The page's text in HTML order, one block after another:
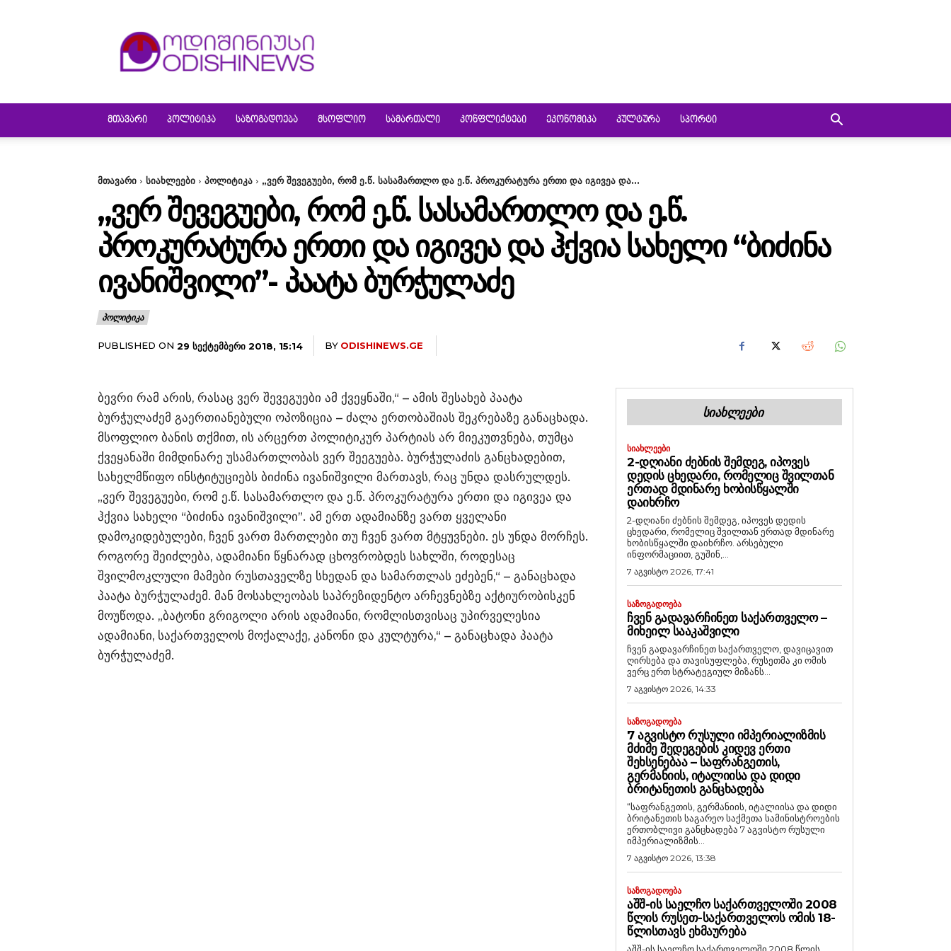
ᲛᲗᲐᲕᲐᲠᲘ ᲞᲝᲚᲘᲢᲘᲙᲐ ᲡᲐᲖᲝᲒᲐᲓᲝᲔᲑᲐ ᲛᲡᲝᲤᲚᲘᲝ ᲡᲐᲛᲐᲠᲗᲐᲚᲘ ᲙᲝᲜᲤᲚᲘᲥᲢᲔᲑᲘ ᲔᲙᲝᲜᲝᲛᲘᲙᲐ ᲙᲣᲚᲢᲣᲠᲐ ᲡᲞᲝᲠᲢᲘ
მთავარი სიახლეები პოლიტიკა „ვერ შევეგუები, რომ ე.წ. სასამართლო და ე.წ. პროკურატურა ერთი და იგივეა და...
„ᲕᲔᲠ ᲨᲔᲕᲔᲒᲣᲔᲑᲘ, ᲠᲝᲛ Ე.Წ. ᲡᲐᲡᲐᲛᲐᲠᲗᲚᲝ ᲓᲐ Ე.Წ.
ᲞᲠᲝᲙᲣᲠᲐᲢᲣᲠᲐ ᲔᲠᲗᲘ ᲓᲐ ᲘᲒᲘᲕᲔᲐ ᲓᲐ ᲰᲥᲕᲘᲐ ᲡᲐᲮᲔᲚᲘ “ᲑᲘᲫᲘᲜᲐ
ᲘᲕᲐᲜᲘᲨᲕᲘᲚᲘ”- ᲞᲐᲐᲢᲐ ᲑᲣᲠᲭᲣᲚᲐᲫᲔ
ᲞᲝᲚᲘᲢᲘᲙᲐ
PUBLISHED ON 29 ᲡᲔᲥᲢᲔᲛᲑᲔᲠᲘ 2018, 15:14 BY ODISHINEWS.GE
ბევრი რამ არის, რასაც ვერ შევეგუები ამ ქვეყნაში,“ – ამის შესახებ პაატა
ბურჭულაძემ გაერთიანებული ოპოზიცია – ძალა ერთობაშიას შეკრებაზე განაცხადა.
მსოფლიო ბანის თქმით, ის არცერთ პოლიტიკურ პარტიას არ მიეკუთვნება, თუმცა
ქვეყანაში მიმდინარე უსამართლობას ვერ შეეგუება. ბურჭულაძის განცხადებით,
სახელმწიფო ინსტიტუციებს ბიძინა ივანიშვილი მართავს, რაც უნდა დასრულდეს.
„ვერ შევეგუები, რომ ე.წ. სასამართლო და ე.წ. პროკურატურა ერთი და იგივეა და
ჰქვია სახელი “ბიძინა ივანიშვილი”. ამ ერთ ადამიანზე ვართ ყველანი
დამოკიდებულები, ჩვენ ვართ მართლები თუ ჩვენ ვართ მტყუვნები. ეს უნდა მორჩეს.
როგორე შეიძლება, ადამიანი წყნარად ცხოვრობდეს სახლში, როდესაც
შვილმოკლული მამები რუსთაველზე სხედან და სამართლას ეძებენ,“ – განაცხადა
პაატა ბურჭულაძემ. მან მოსახლეობას საპრეზიდენტო არჩევნებზე აქტიურობისკენ
მოუწოდა. „ბატონი გრიგოლი არის ადამიანი, რომლისთვისაც უპირველესია
ადამიანი, საქართველოს მოქალაქე, კანონი და კულტურა,“ – განაცხადა პაატა
ბურჭულაძემ.
ᲡᲘᲐᲮᲚᲔᲔᲑᲘ
ᲡᲘᲐᲮᲚᲔᲔᲑᲘ
2-ᲓᲦᲘᲐᲜᲘ ᲫᲔᲑᲜᲘᲡ ᲨᲔᲛᲓᲔᲒ, ᲘᲞᲝᲕᲔᲡ
ᲓᲔᲓᲘᲡ ᲪᲮᲔᲓᲐᲠᲘ, ᲠᲝᲛᲔᲚᲘᲪ ᲨᲕᲘᲚᲗᲐᲜ
ᲔᲠᲗᲐᲓ ᲛᲓᲘᲜᲐᲠᲔ ᲮᲝᲑᲘᲡᲬᲧᲐᲚᲨᲘ
ᲓᲐᲘᲮᲠᲩᲝ
2-დღიანი ძებნის შემდეგ, იპოვეს დედის
ცხედარი, რომელიც შვილთან ერთად მდინარე
ხობისწყალში დაიხრჩო. არსებული
ინფორმაციით, გუშინ,...
7 აგვისტო 2026, 17:41
ᲡᲐᲖᲝᲒᲐᲓᲝᲔᲑᲐ
ᲩᲕᲔᲜ ᲒᲐᲓᲐᲕᲐᲠᲩᲘᲜᲔᲗ ᲡᲐᲥᲐᲠᲗᲕᲔᲚᲝ –
ᲛᲘᲮᲔᲘᲚ ᲡᲐᲐᲙᲐᲨᲕᲘᲚᲘ
ჩვენ გადავარჩინეთ საქართველო, დავიცავით
ღირსება და თავისუფლება, რუსეთმა კი ომის
ვერც ერთ სტრატეგიულ მიზანს...
7 აგვისტო 2026, 14:33
ᲡᲐᲖᲝᲒᲐᲓᲝᲔᲑᲐ
7 ᲐᲒᲕᲘᲡᲢᲝ ᲠᲣᲡᲣᲚᲘ ᲘᲛᲞᲔᲠᲘᲐᲚᲘᲖᲛᲘᲡ
ᲛᲫᲘᲛᲔ ᲨᲔᲓᲔᲒᲔᲑᲘᲡ ᲙᲘᲓᲔᲕ ᲔᲠᲗᲘ
ᲨᲔᲮᲡᲔᲜᲔᲑᲐᲐ – ᲡᲐᲤᲠᲐᲜᲒᲔᲗᲘᲡ,
ᲒᲔᲠᲛᲐᲜᲘᲘᲡ, ᲘᲢᲐᲚᲘᲘᲡᲐ ᲓᲐ ᲓᲘᲓᲘ
ᲑᲠᲘᲢᲐᲜᲔᲗᲘᲡ ᲒᲐᲜᲪᲮᲐᲓᲔᲑᲐ
“საფრანგეთის, გერმანიის, იტალიისა და დიდი
ბრიტანეთის საგარეო საქმეთა სამინისტროების
ერთობლივი განცხადება 7 აგვისტო რუსული
იმპერიალიზმის...
7 აგვისტო 2026, 13:38
ᲡᲐᲖᲝᲒᲐᲓᲝᲔᲑᲐ
ᲐᲨᲨ-ᲘᲡ ᲡᲐᲔᲚᲩᲝ ᲡᲐᲥᲐᲠᲗᲕᲔᲚᲝᲨᲘ 2008
ᲬᲚᲘᲡ ᲠᲣᲡᲔᲗ-ᲡᲐᲥᲐᲠᲗᲕᲔᲚᲝᲡ ᲝᲛᲘᲡ 18-
ᲬᲚᲘᲡᲗᲐᲕᲡ ᲔᲮᲛᲐᲣᲠᲔᲑᲐ